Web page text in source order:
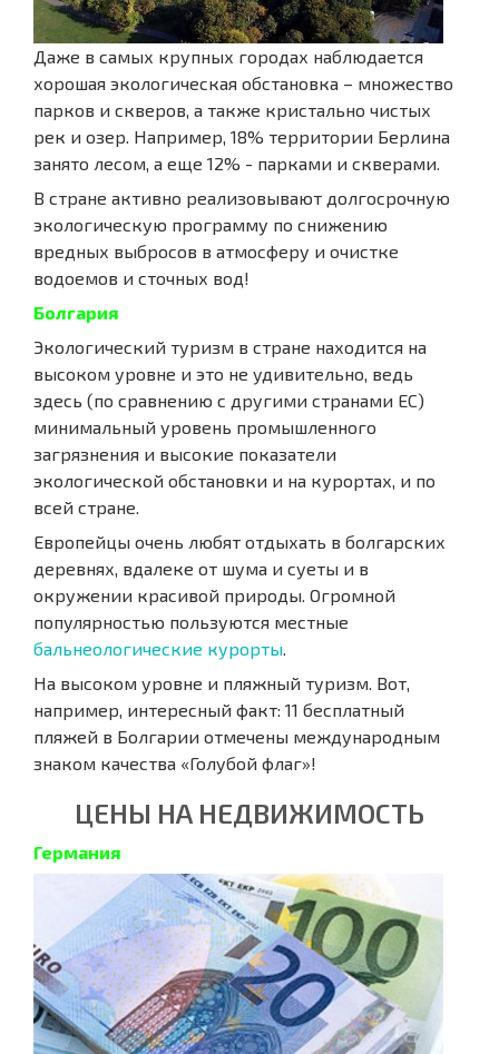
Даже в самых крупных городах наблюдается
хорошая экологическая обстановка – множество
парков и скверов, а также кристально чистых
рек и озер. Например, 18% территории Берлина
занято лесом, а еще 12% - парками и скверами.
В стране активно реализовывают долгосрочную
экологическую программу по снижению
вредных выбросов в атмосферу и очистке
водоемов и сточных вод!
Болгария
Экологический туризм в стране находится на
высоком уровне и это не удивительно, ведь
здесь (по сравнению с другими странами ЕС)
минимальный уровень промышленного
загрязнения и высокие показатели
экологической обстановки и на курортах, и по
всей стране.
Европейцы очень любят отдыхать в болгарских
деревнях, вдалеке от шума и суеты и в
окружении красивой природы. Огромной
популярностью пользуются местные
бальнеологические курорты.
На высоком уровне и пляжный туризм. Вот,
например, интересный факт: 11 бесплатный
пляжей в Болгарии отмечены международным
знаком качества «Голубой флаг»!
ЦЕНЫ НА НЕДВИЖИМОСТЬ
Германия